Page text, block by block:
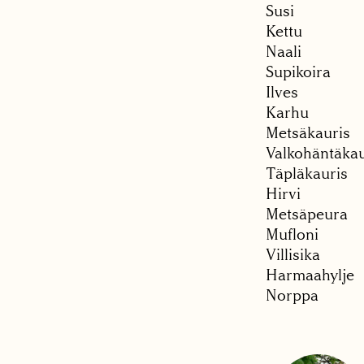
Susi
Kettu
Naali
Supikoira
Ilves
Karhu
Metsäkauris
Täpläkauris
Hirvi
Metsäpeura
Mufloni
Villisika
Harmaahylje
Norppa